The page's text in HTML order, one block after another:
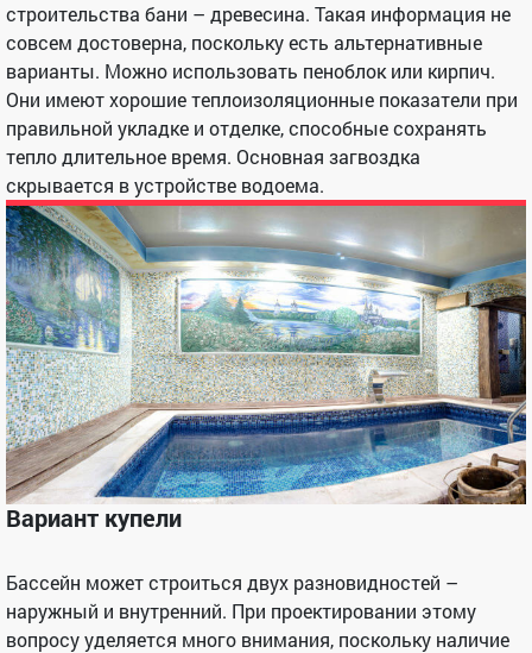
строительства бани – древесина. Такая информация не
совсем достоверна, поскольку есть альтернативные
варианты. Можно использовать пеноблок или кирпич.
Они имеют хорошие теплоизоляционные показатели при
правильной укладке и отделке, способные сохранять
тепло длительное время. Основная загвоздка
скрывается в устройстве водоема.
Вариант купели
Бассейн может строиться двух разновидностей –
наружный и внутренний. При проектировании этому
вопросу уделяется много внимания, поскольку наличие